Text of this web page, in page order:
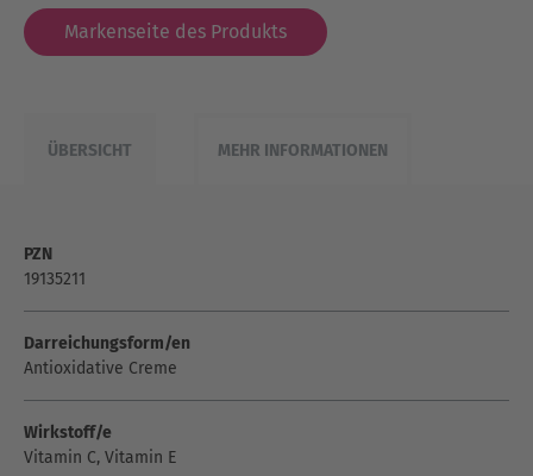
Markenseite des Produkts
ÜBERSICHT MEHR INFORMATIONEN
PZN
19135211
Darreichungsform/en
Antioxidative Creme
Wirkstoff/e
Vitamin C, Vitamin E